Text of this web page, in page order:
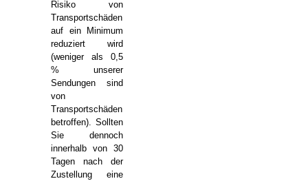
Risiko von
Transportschäden
auf ein Minimum
reduziert wird
(weniger als 0,5
% unserer
Sendungen sind
von
Transportschäden
betroffen). Sollten
Sie dennoch
innerhalb von 30
Tagen nach der
Zustellung eine